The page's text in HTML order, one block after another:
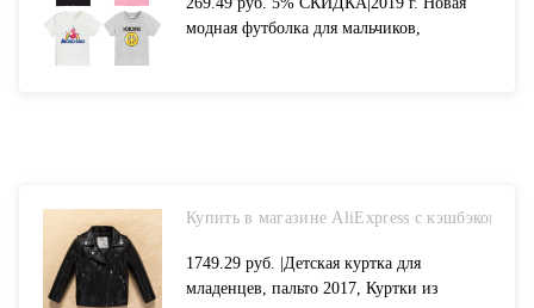
модная футболка для мальчиков,
Купить в магазине AliExpress с кэшбэком
1749.29 руб. |Детская куртка для
младенцев, пальто 2017, Куртки из